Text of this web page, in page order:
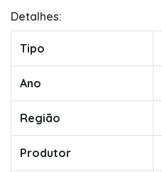
Detalhes:
Tipo
Ano
Região
Produtor